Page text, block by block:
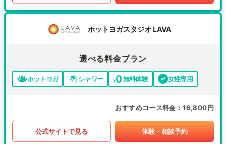
ホットヨガスタジオ LAVA
選べる料金プラン
ホットヨガ シャワー 無料体験 女性専用
おすすめコース料金 16,800円
公式サイトで見る 体験・相談予約